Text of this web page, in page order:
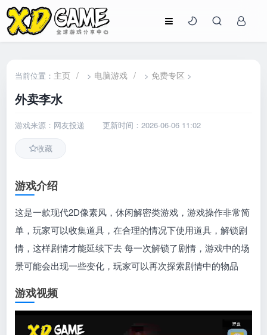
当前位置： 主页 / > 电脑游戏 / > 免费专区 >
外卖李水
游戏来源：网友投递 更新时间：2026-06-06 11:02
收藏
游戏介绍
这是一款现代2D像素风，休闲解密类游戏，游戏操作非常简
单，玩家可以收集道具，在合理的情况下使用道具，解锁剧
情，这样剧情才能延续下去 每一次解锁了剧情，游戏中的场
景可能会出现一些变化，玩家可以再次探索剧情中的物品
游戏视频